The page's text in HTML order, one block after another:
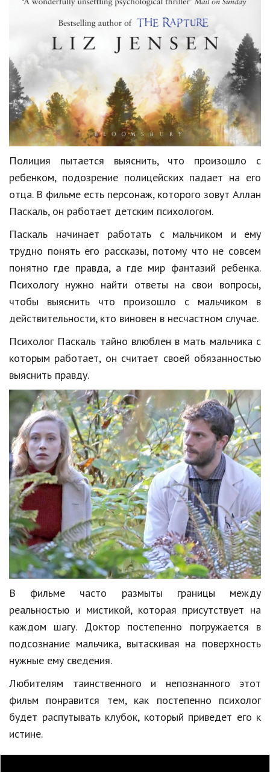
Кинематограф
Домашние животные
Семья и дети
Путешествия
Строительство
Культура и общество
Мода и стиль
Бизнес
Хобби и развлечения
Финансы
Юриспруденция
Природа
Образование
Наука и технологии
Полиция пытается выяснить, что произошло с
ребенком, подозрение полицейских падает на его
отца. В фильме есть персонаж, которого зовут Аллан
Паскаль, он работает детским психологом.
Паскаль начинает работать с мальчиком и ему
трудно понять его рассказы, потому что не совсем
понятно где правда, а где мир фантазий ребенка.
Психологу нужно найти ответы на свои вопросы,
чтобы выяснить что произошло с мальчиком в
действительности, кто виновен в несчастном случае.
Психолог Паскаль тайно влюблен в мать мальчика с
которым работает, он считает своей обязанностью
выяснить правду.
В фильме часто размыты границы между
реальностью и мистикой, которая присутствует на
каждом шагу. Доктор постепенно погружается в
подсознание мальчика, вытаскивая на поверхность
нужные ему сведения.
Любителям таинственного и непознанного этот
фильм понравится тем, как постепенно психолог
будет распутывать клубок, который приведет его к
истине.